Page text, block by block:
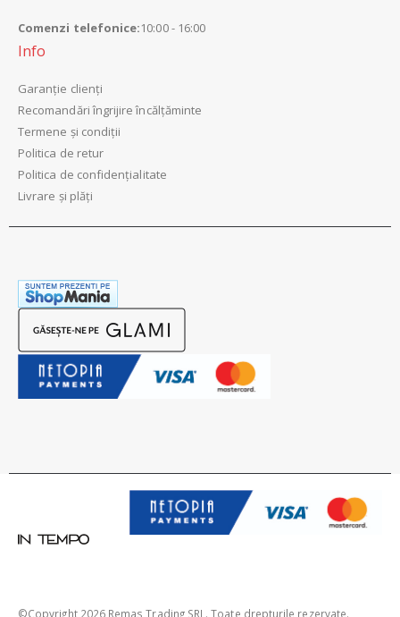
Comenzi telefonice:10:00 - 16:00
Info
Garanție clienți
Recomandări îngrijire încălțăminte
Termene și condiții
Politica de retur
Politica de confidențialitate
Livrare și plăți
©Copyright 2026 Remas Trading SRL. Toate drepturile rezervate.